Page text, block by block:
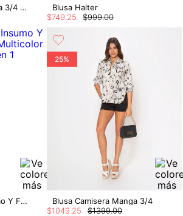
Blusa Camisera Manga 3/4 Con Pellizcos
Blusa Halter
$999.00
$749 25
Blusa Tiras Con Insumo Y Fajon Plisado
25%
Blusa Camisera Manga 3/4
$1399.00
$1049 25